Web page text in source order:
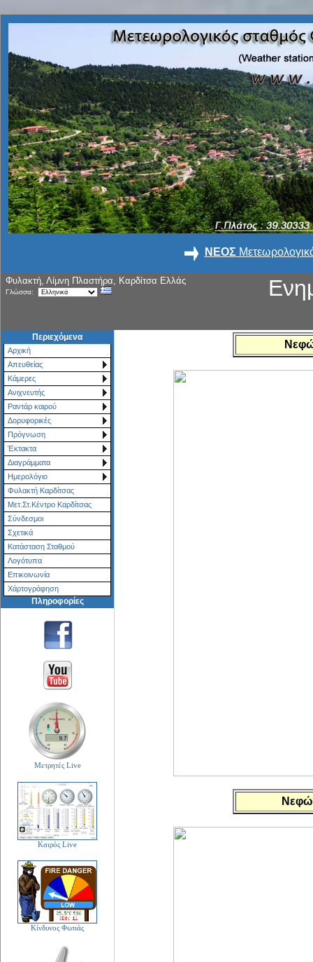
ΝΕΟΣ
Φυλακτή, Λίμνη Πλαστήρα, Καρδίτσα Ελλάς
Γλώσσα:
Περιεχόμενα
Αρχική
Απευθείας
Κάμερες
Ανιχνευτής
Ραντάρ καιρού
Δορυφορικές
Πρόγνωση
Έκτακτα
Διαγράμματα
Ημερολόγιο
Φυλακτή Καρδίτσας
Μετ.Στ.Κέντρο Καρδίτσας
Σύνδεσμοι
Σχετικά
Κατάσταση Σταθμού
Λογότυπα
Επικοινωνία
Χάρτoγράφηση
Πληροφορίες
Μετρητές Live
Καιρός Live
Κίνδυνος Φωτιάς